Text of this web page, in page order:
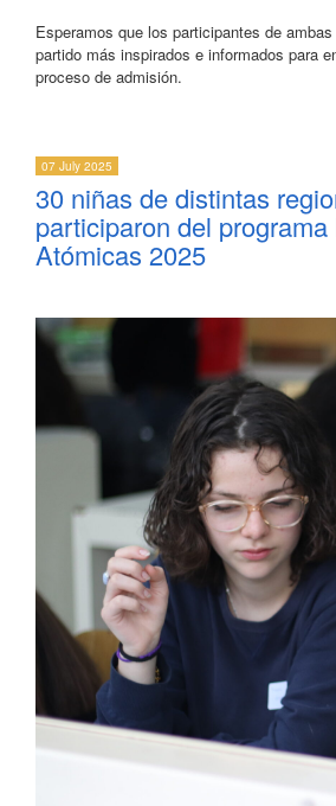
Esperamos que los participantes de
partido más inspirados e informados para
proceso de admisión.
07 July 2025
30 niñas de distintas
participaron del programa
Atómicas 2025